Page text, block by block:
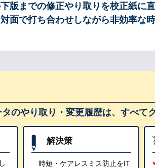
版までの修正やり取りを校正紙に
面で打ち合わせしながら非効率な
のやり取り・変更履歴は、すべて
解決策
時短・ケアレスミス防止をIT